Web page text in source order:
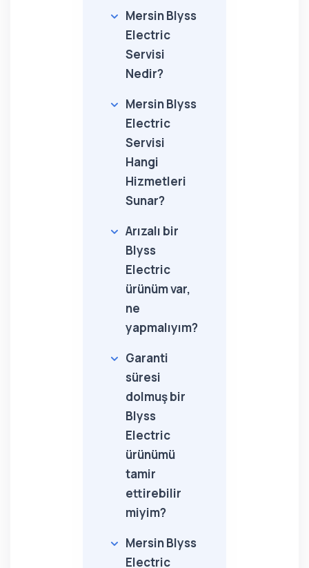
Mersin Blyss
Electric
Servisi
Nedir?
Mersin Blyss
Electric
Servisi
Hangi
Hizmetleri
Sunar?
Arızalı bir
Blyss
Electric
ürünüm var,
ne
yapmalıyım?
Garanti
süresi
dolmuş bir
Blyss
Electric
ürünümü
tamir
ettirebilir
miyim?
Mersin Blyss
Electric